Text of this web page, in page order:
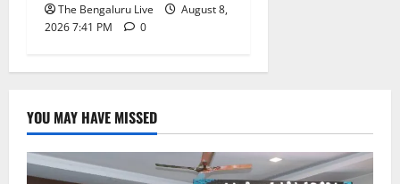
The Bengaluru Live
August 8,
2026 7:41 PM
0
YOU MAY HAVE MISSED